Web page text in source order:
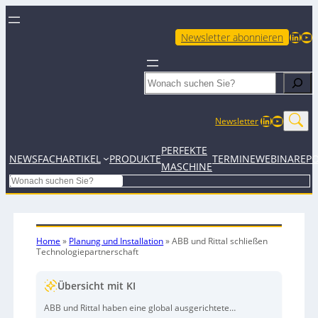
Newsletter abonnieren LinkedIn YouTube
Search
NewsletterLinkedIn
NEWSFACHARTIKEL PRODUKTE
PERFEKTE
MASCHINE
TERMINEWEBINARE
Search
Home » Planung und Installation»ABB und Rittal schließen
Technologiepartnerschaft
Übersicht mit KI
ABB und Rittal haben eine global ausgerichtete